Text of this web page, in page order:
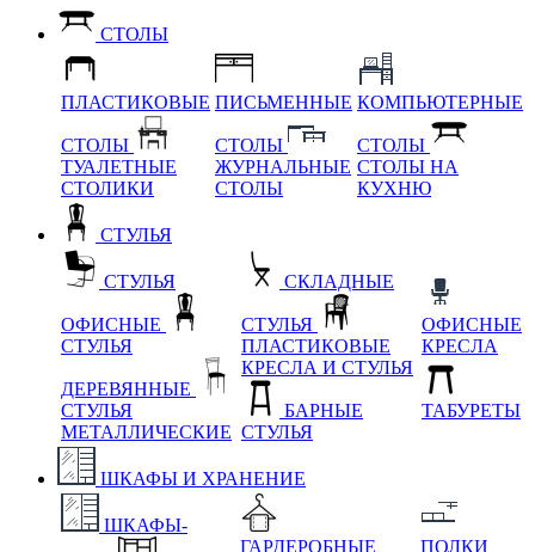
СТОЛЫ
ПЛАСТИКОВЫЕ
СТОЛЫ
ТУАЛЕТНЫЕ
СТОЛИКИ
ПИСЬМЕННЫЕ
СТОЛЫ
ЖУРНАЛЬНЫЕ
СТОЛЫ
КОМПЬЮТЕРНЫЕ
СТОЛЫ
СТОЛЫ НА
КУХНЮ
СТУЛЬЯ
СТУЛЬЯ
ОФИСНЫЕ
СТУЛЬЯ
ДЕРЕВЯННЫЕ
СТУЛЬЯ
МЕТАЛЛИЧЕСКИЕ
СКЛАДНЫЕ
СТУЛЬЯ
ПЛАСТИКОВЫЕ
КРЕСЛА И СТУЛЬЯ
БАРНЫЕ
СТУЛЬЯ
ОФИСНЫЕ
КРЕСЛА
ТАБУРЕТЫ
ШКАФЫ И ХРАНЕНИЕ
ШКАФЫ-
ГАРДЕРОБНЫЕ
ПОЛКИ